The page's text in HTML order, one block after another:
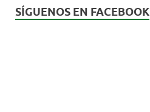
SÍGUENOS EN FACEBOOK